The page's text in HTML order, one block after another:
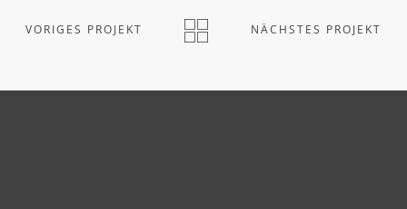
VORIGES PROJEKT NÄCHSTES PROJEKT